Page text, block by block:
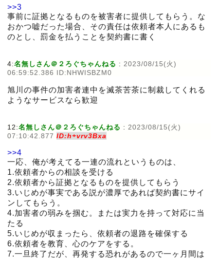
>>3
事前に証拠となるものを被害者に提供してもらう。な
おかつ嘘だった場合、その責任は依頼者本人にあるも
のとし、罰金を払うことを契約書に書く
4:名無しさん＠２ろぐちゃんねる : 2023/08/15(火)
06:59:52.386 ID:NHWISBZM0
旭川の事件の加害者連中を滅茶苦茶に制裁してくれる
ようなサービスなら歓迎
12:名無しさん＠２ろぐちゃんねる : 2023/08/15(火)
07:10:42.877 ID:h+vrv3Bxa
>>4
一応、俺が考えてる一連の流れというものは、
1.依頼者からの相談を受ける
2.依頼者から証拠となるものを提供してもらう
3.いじめが事実である説が濃厚であれば契約書にサイ
ンしてもらう。
4.加害者の弱みを掴む。または実力を持って対応に当
たる
5.いじめが収まったら、依頼者の退路を確保する
6.依頼者を教育、心のケアをする。
7.一旦終了だが、再発する恐れがあるので一ヶ月間は